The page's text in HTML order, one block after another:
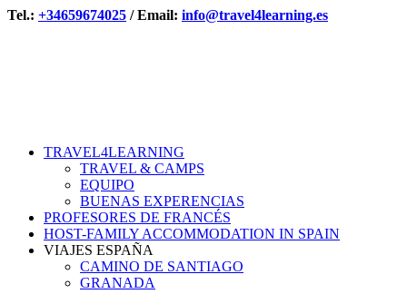
Tel.: +34659674025 / Email: info@travel4learning.es
TRAVEL4LEARNING
TRAVEL & CAMPS
EQUIPO
BUENAS EXPERENCIAS
PROFESORES DE FRANCÉS
HOST-FAMILY ACCOMMODATION IN SPAIN
VIAJES ESPAÑA
CAMINO DE SANTIAGO
GRANADA